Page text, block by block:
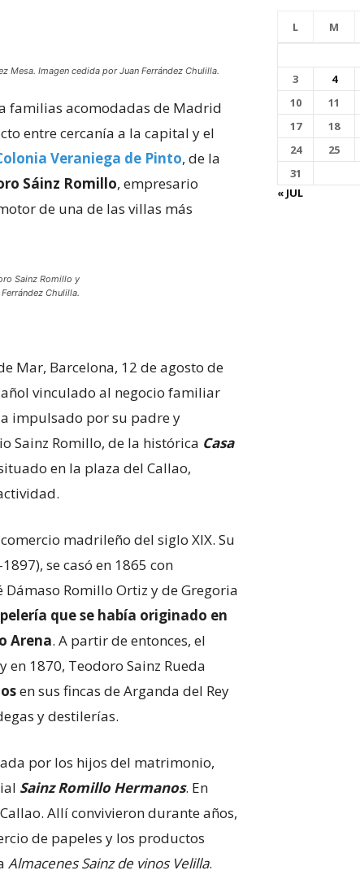
Mesa. Imagen cedida por Juan Ferrández Chulilla.
familias acomodadas de Madrid
entre cercanía a la capital y el
Veraniega de Pinto, de la
Sáinz Romillo, empresario
de una de las villas más
Sainz Romillo y
Chulilla.
Mar, Barcelona, 12 de agosto de
vinculado al negocio familiar
impulsado por su padre y
Sainz Romillo, de la histórica Casa
en la plaza del Callao,
madrileño del siglo XIX. Su
se casó en 1865 con
Dámaso Romillo Ortiz y de Gregoria
que se había originado en
Arena. A partir de entonces, el
en 1870, Teodoro Sainz Rueda
en sus fincas de Arganda del Rey
y destilerías.
por los hijos del matrimonio,
Sainz Romillo Hermanos. En
Allí convivieron durante años,
de papeles y los productos
Almacenes Sainz de vinos Velilla.
L M
3
4
10
11
17
18
24
25
31
« JUL